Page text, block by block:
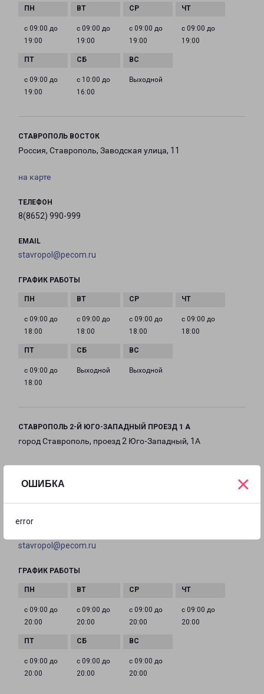
ОШИБКА
error
×
с 09:00 до
19:00
с 09:00 до
19:00
с 09:00 до
19:00
с 09:00 до
19:00
с 09:00 до
19:00
с 10:00 до
16:00
Выходной
СТАВРОПОЛЬ ВОСТОК
Россия, Ставрополь, Заводская улица, 11
на карте
ТЕЛЕФОН
8(8652) 990-999
EMAIL
stavropol@pecom.ru
ГРАФИК РАБОТЫ
с 09:00 до
18:00
с 09:00 до
18:00
с 09:00 до
18:00
с 09:00 до
18:00
с 09:00 до
18:00
Выходной Выходной
СТАВРОПОЛЬ 2-Й ЮГО-ЗАПАДНЫЙ ПРОЕЗД 1 А
город Ставрополь, проезд 2 Юго-Западный, 1А
на карте
8(8652) 990-999
stavropol@pecom.ru
ГРАФИК РАБОТЫ
с 09:00 до
20:00
с 09:00 до
20:00
с 09:00 до
20:00
с 09:00 до
20:00
с 09:00 до
20:00
с 09:00 до
20:00
с 09:00 до
20:00